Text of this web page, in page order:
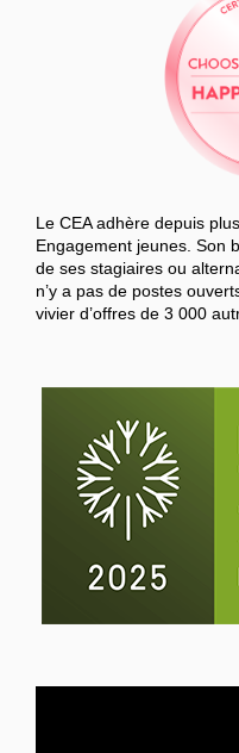
Le CEA adhère depuis
Engagement jeunes. Son
de ses stagiaires ou
n’y a pas de postes
vivier d’offres de 3 000